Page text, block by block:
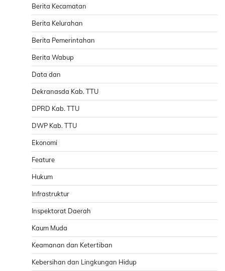
Berita Kecamatan
Berita Kelurahan
Berita Pemerintahan
Berita Wabup
Data dan
Dekranasda Kab. TTU
DPRD Kab. TTU
DWP Kab. TTU
Ekonomi
Feature
Hukum
Infrastruktur
Inspektorat Daerah
Kaum Muda
Keamanan dan Ketertiban
Kebersihan dan Lingkungan Hidup